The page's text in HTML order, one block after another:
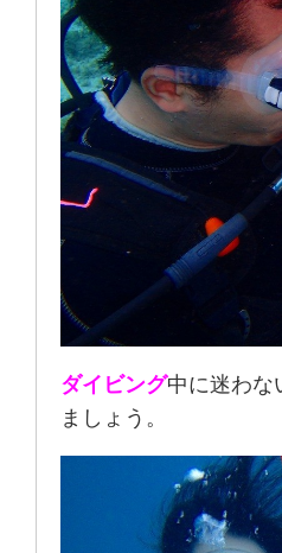
ダイビング中に迷わな
ましょう。